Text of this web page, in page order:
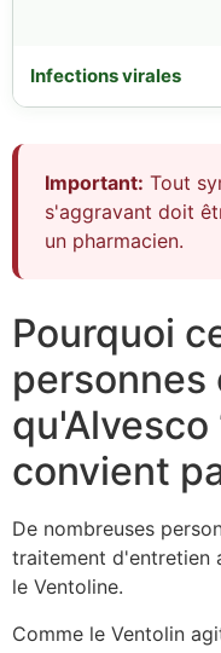
Infections virales
Important: Tout
s'aggravant doit
un pharmacien.
Pourquoi
personnes
qu'Alvesco
convient
De nombreuses
traitement d'entretien
le Ventoline.
Comme le Ventolin